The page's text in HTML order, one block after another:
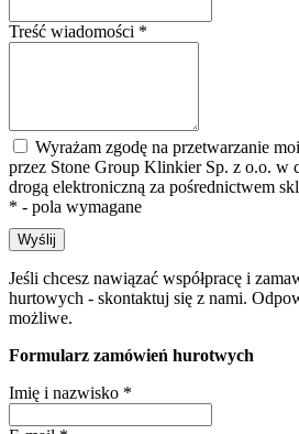
Treść wiadomości *
Wyrażam zgodę na przetwarzanie
przez Stone Group Klinkier Sp. z o.o. w
drogą elektroniczną za pośrednictwem
* - pola wymagane
Wyślij
Jeśli chcesz nawiązać współpracę i
hurtowych - skontaktuj się z nami.
możliwe.
Formularz zamówień hurotwych
Imię i nazwisko *